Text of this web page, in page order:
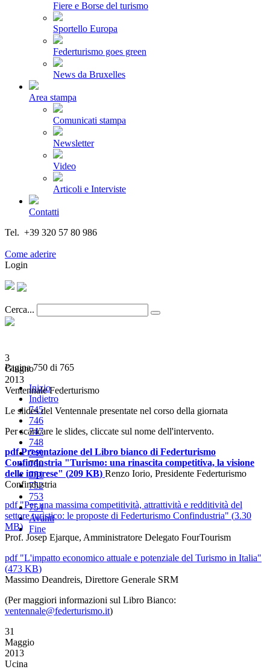
Fiere e Borse del turismo
Sportello Europa
Federturismo goes green
News da Bruxelles
Area stampa
Comunicati stampa
Newsletter
Video
Articoli e Interviste
Contatti
Tel. +39 320 57 80 986
Come aderire
Login
Cerca...
3
Giugno
2013
Ventennale Federturismo
Le slides del Ventennale presentate nel corso della giornata
Per scaricare le slides, cliccate sul nome dell'intervento.
pdfPresentazione del Libro bianco di Federturismo
Confindustria "Turismo: una rinascita competitiva, la visione
delle imprese" (209 KB) Renzo Iorio, Presidente Federturismo
Confindustria
pdf"Per una massima competitività, attrattività e redditività del
settore turistico: le proposte di Federturismo Confindustria" (3.30
MB)
Prof. Josep Ejarque, Amministratore Delegato FourTourism
pdf"L'impatto economico attuale e potenziale del Turismo in Italia"
(473 KB)
Massimo Deandreis, Direttore Generale SRM
(Per maggiori informazioni sul Libro Bianco:
ventennale@federturismo.it)
31
Maggio
2013
Ucina
Pagina 750 di 765
Inizio
Indietro
745
746
747
748
749
750
751
752
753
754
Avanti
Fine